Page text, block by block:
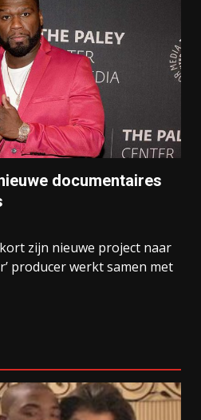
documentaires
zijn nieuwe project naar
producer werkt samen met